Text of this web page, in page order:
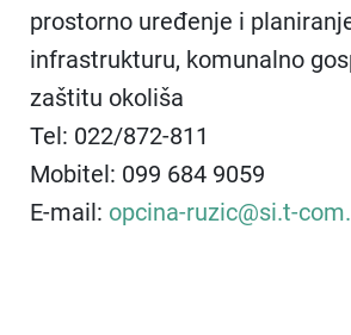
prostorno uređenje i
infrastrukturu, komunalno
zaštitu okoliša
Tel: 022/872-811
Mobitel: 099 684 9059
E-mail: opcina-ruzic@si.t-